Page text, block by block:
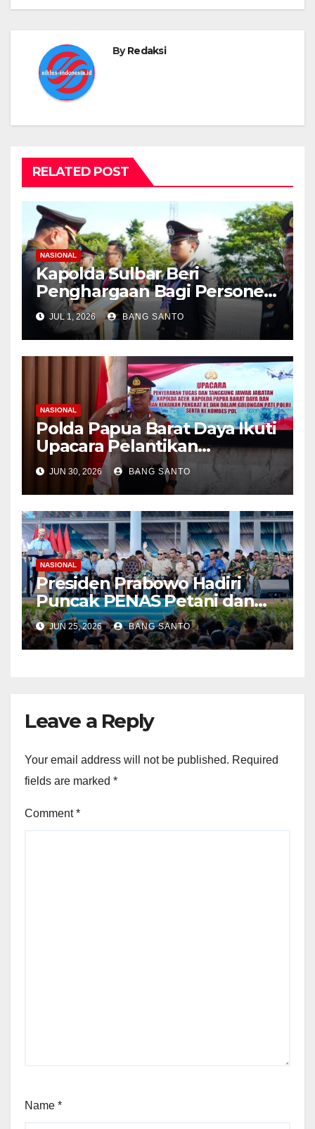
ByRedaksi
RELATED POST
NASIONAL
Kapolda Sulbar Beri
Penghargaan Bagi Personel
Berprestasi, Kado Hari
Bhayangkara ke-80
PolriDaerahPeristiwa
JUL 1, 2026 BANG SANTO
NASIONAL
Polda Papua Barat Daya Ikuti
Upacara Pelantikan
Kenaikan Pangkat Lewat
Virtual, Kombes Pol. Semmy
Ronny Thabaa Resmi
Sandang Pangkat Brigadir
Jenderal
JUN 30, 2026 BANG SANTO
NASIONAL
Presiden Prabowo Hadiri
Puncak PENAS Petani dan
Nelayan XVII Tahun 2026 di
Gorontalo
JUN 25, 2026 BANG SANTO
Leave a Reply
Your email address will not be published. Required
fields are marked *
Comment*
Name *